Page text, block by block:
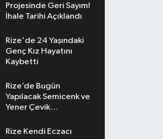
Projesinde Geri Sayım!
İhale Tarihi Açıklandı
Rize'de 24 Yaşındaki
Genç Kız Hayatını
Kaybetti
Rize’de Bugün
Yapılacak Semicenk ve
Yener Çevik
Belli Oldu
Rize Kendi Eczacı